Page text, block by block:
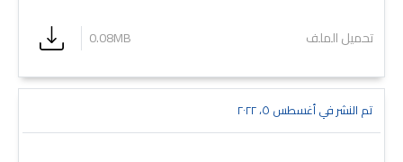
تحميل الملف 0.08MB
تم النشر في أغسطس ٥، ٢٠٢٢